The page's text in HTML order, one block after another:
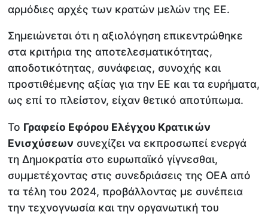
αρμόδιες αρχές των κρατών μελών της ΕΕ.
Σημειώνεται ότι η αξιολόγηση επικεντρώθηκε
στα κριτήρια της αποτελεσματικότητας,
αποδοτικότητας, συνάφειας, συνοχής και
προστιθέμενης αξίας για την ΕΕ και τα ευρήματα,
ως επί το πλείστον, είχαν θετικό αποτύπωμα.
Το Γραφείο Εφόρου Ελέγχου Κρατικών
Ενισχύσεων συνεχίζει να εκπροσωπεί ενεργά
τη Δημοκρατία στο ευρωπαϊκό γίγνεσθαι,
συμμετέχοντας στις συνεδριάσεις της ΟΕΑ από
τα τέλη του 2024, προβάλλοντας με συνέπεια
την τεχνογνωσία και την οργανωτική του